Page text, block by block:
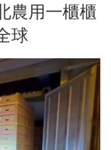
農用一櫃櫃
球